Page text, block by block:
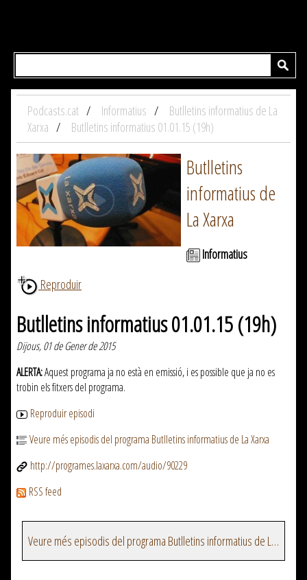
Podcasts.cat Informatius
Butlletins informatius de La
Xarxa
Butlletins informatius 01.01.15 (19h)
Butlletins
informatius de
La Xarxa
Informatius
Reproduir
Butlletins informatius 01.01.15 (19h)
Dijous, 01 de Gener de 2015
ALERTA:Aquest programa ja no està en emissió, i es possible que ja no es
trobin els fitxers del programa.
Reproduir episodi
Veure més episodis del programa Butlletins informatius de La Xarxa
http://programes.laxarxa.com/audio/90229
RSS feed
Veure més episodis del programa Butlletins informatius de La Xarxa